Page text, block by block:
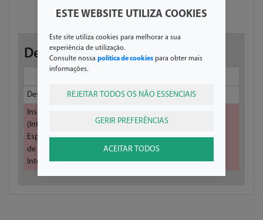
Programa
Detalhes sobre a inscrição
Descrição De A
Preço (€)
Inscrição
(Internos e
Especialistas
de Medicina
Interna)
ESTE WEBSITE UTILIZA COOKIES
Este site utiliza cookies para melhorar a sua
experiência de utilização.
Consulte nossa política de cookies para obter mais
informações.
REJEITAR TODOS OS NÃO ESSENCIAIS
GERIR PREFERÊNCIAS
ACEITAR TODOS